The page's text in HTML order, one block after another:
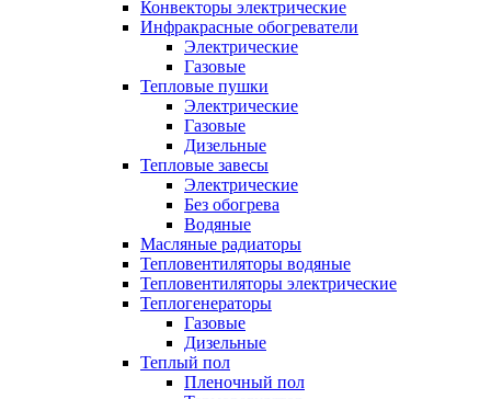
Конвекторы электрические
Инфракрасные обогреватели
Электрические
Газовые
Тепловые пушки
Электрические
Газовые
Дизельные
Тепловые завесы
Электрические
Без обогрева
Водяные
Масляные радиаторы
Тепловентиляторы водяные
Тепловентиляторы электрические
Теплогенераторы
Газовые
Дизельные
Теплый пол
Пленочный пол